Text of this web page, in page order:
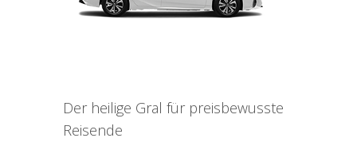
Der heilige Gral für preisbewusste
Reisende